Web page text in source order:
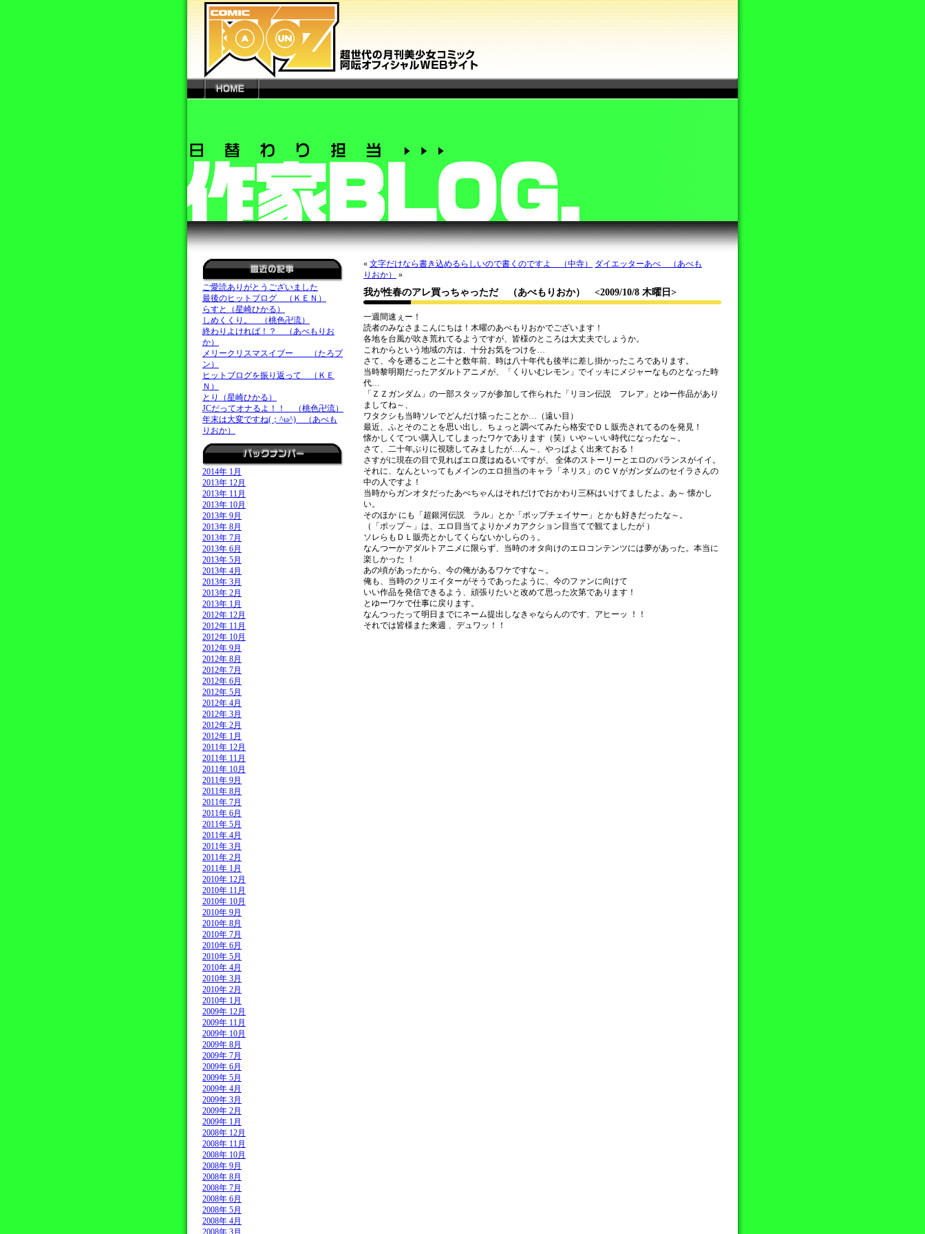
ご愛読ありがとうございました
最後のヒットブログ （ＫＥＮ）
らすと（星崎ひかる）
しめくくり。 （桃色卍流）
終わりよければ！？ （あべもりお
か）
メリークリスマスイブー （たろプ
ン）
ヒットブログを振り返って （ＫＥ
Ｎ）
とり（星崎ひかる）
JCだってオナるよ！！ （桃色卍流）
年末は大変ですね(；^ω^) （あべも
りおか）
2014年 1月
2013年 12月
2013年 11月
2013年 10月
2013年 9月
2013年 8月
2013年 7月
2013年 6月
2013年 5月
2013年 4月
2013年 3月
2013年 2月
2013年 1月
2012年 12月
2012年 11月
2012年 10月
2012年 9月
2012年 8月
2012年 7月
2012年 6月
2012年 5月
2012年 4月
2012年 3月
2012年 2月
2012年 1月
2011年 12月
2011年 11月
2011年 10月
2011年 9月
2011年 8月
2011年 7月
2011年 6月
2011年 5月
2011年 4月
2011年 3月
2011年 2月
2011年 1月
2010年 12月
2010年 11月
2010年 10月
2010年 9月
2010年 8月
2010年 7月
2010年 6月
2010年 5月
2010年 4月
2010年 3月
2010年 2月
2010年 1月
2009年 12月
2009年 11月
2009年 10月
2009年 8月
2009年 7月
2009年 6月
2009年 5月
2009年 4月
2009年 3月
2009年 2月
2009年 1月
2008年 12月
2008年 11月
2008年 10月
2008年 9月
2008年 8月
2008年 7月
2008年 6月
2008年 5月
2008年 4月
2008年 3月
« 文字だけなら書き込めるらしいので書くのですよ （中寺）
ダイエッターあべ （あべも
りおか）
»
我が性春のアレ買っちゃっただ （あべもりおか） <2009/10/8 木曜日>
一週間速ぇー！
読者のみなさまこんにちは！木曜のあべもりおかでございます！
各地を台風が吹き荒れてるようですが、皆様のところは大丈夫でしょうか。
これからという地域の方は、十分お気をつけを…
さて、今を遡ること二十と数年前、時は八十年代も後半に差し掛かったころであります。
当時黎明期だったアダルトアニメが、「くりいむレモン」でイッキにメジャーなものとなった時
代…
「ＺＺガンダム」の一部スタッフが参加して作られた「リヨン伝説 フレア」とゆー作品があり
ましてね～、
ワタクシも当時ソレでどんだけ猿ったことか…（遠い目）
最近、ふとそのことを思い出し、ちょっと調べてみたら格安でＤＬ販売されてるのを発見！
懐かしくてつい購入してしまったワケであります（笑）いや～いい時代になったな～。
さて、二十年ぶりに視聴してみましたが…ん～、やっぱよく出来ておる！
さすがに現在の目で見ればエロ度はぬるいですが、 全体のストーリーとエロのバランスがイイ。
それに、なんといってもメインのエロ担当のキャラ「ネリス」のＣＶがガンダムのセイラさんの
中の人ですよ！
当時からガンオタだったあべちゃんはそれだけでおかわり三杯はいけてましたよ。あ～ 懐かし
い。
そのほか にも「超銀河伝説 ラル」とか「ポップチェイサー」とかも好きだったな～。
（「ポップ～」は、エロ目当てよりかメカアクション目当てで観てましたが ）
ソレらもＤＬ販売とかしてくらないかしらのぅ。
なんつーかアダルトアニメに限らず、当時のオタ向けのエロコンテンツには夢があった。本当に
楽しかった ！
あの頃があったから、今の俺があるワケですな～。
俺も、当時のクリエイターがそうであったように、今のファンに向けて
いい作品を発信できるよう、頑張りたいと改めて思った次第であります！
とゆーワケで仕事に戻ります。
なんつったって明日までにネーム提出しなきゃならんのです、アヒーッ ！！
それでは皆様また来週 、デュワッ！！